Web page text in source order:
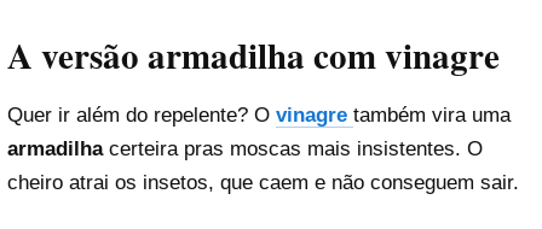
A versão armadilha com vinagre
Quer ir além do repelente? O vinagre também vira uma
armadilhacerteira pras moscas mais insistentes. O
cheiro atrai os insetos, que caem e não conseguem sair.